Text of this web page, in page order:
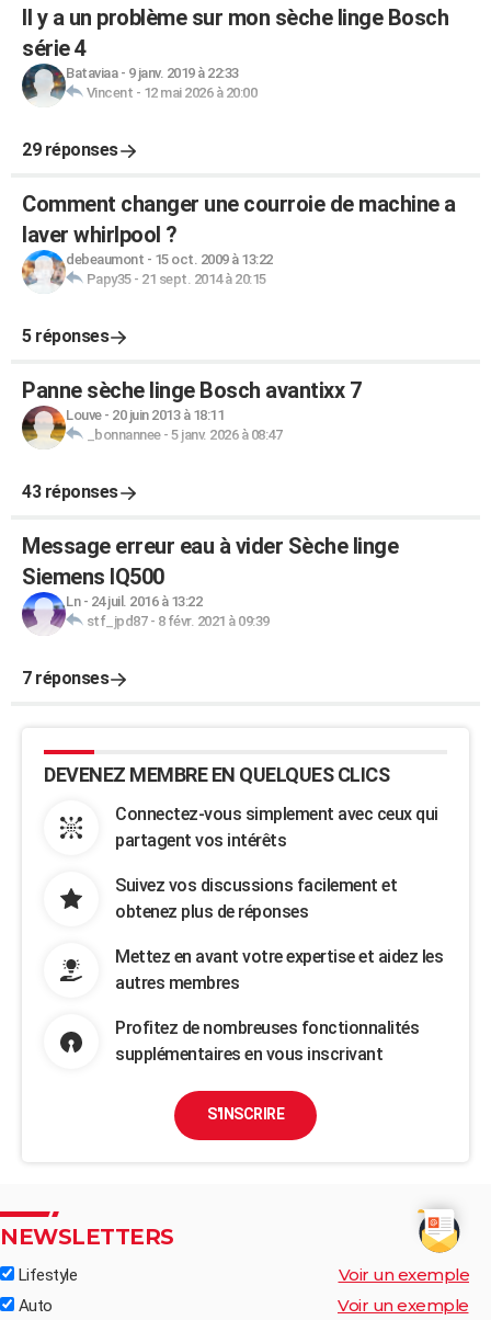
Il y a un problème sur mon sèche linge Bosch
série 4
Bataviaa- 9 janv. 2019 à 22:33
Vincent - 12 mai 2026 à 20:00
29 réponses
Comment changer une courroie de machine a
laver whirlpool ?
debeaumont - 15 oct. 2009 à 13:22
Papy35- 21 sept. 2014 à 20:15
5 réponses
Panne sèche linge Bosch avantixx 7
Louve- 20 juin 2013 à 18:11
_bonnannee- 5 janv. 2026 à 08:47
43 réponses
Message erreur eau à vider Sèche linge
Siemens IQ500
Ln- 24 juil. 2016 à 13:22
stf_jpd87- 8 févr. 2021 à 09:39
7 réponses
DEVENEZ MEMBRE EN QUELQUES CLICS
Connectez-vous simplement avec ceux qui
partagent vos intérêts
Suivez vos discussions facilement et
obtenez plus de réponses
Mettez en avant votre expertise et aidez les
autres membres
Profitez de nombreuses fonctionnalités
supplémentaires en vous inscrivant
S'INSCRIRE
NEWSLETTERS
Lifestyle Voir un exemple
Auto Voir un exemple